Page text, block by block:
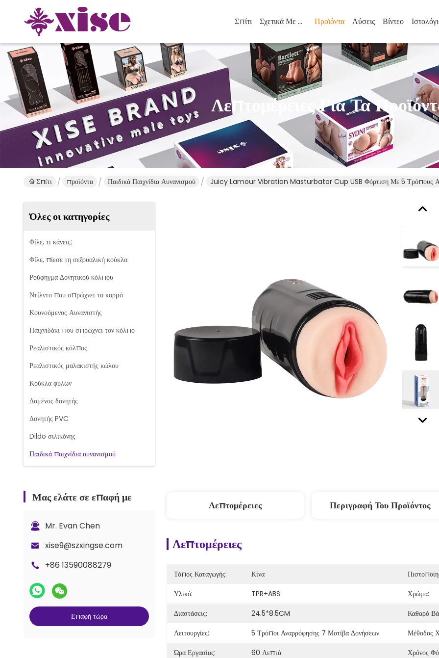
Σπίτι Σχετικά Με Εμάς Προϊόντα Λύσεις Βίντεο
Λεπτομέρειες Για Τα
Σπίτι προϊόντα Παιδικά Παιχνίδια Αυνανισμού Juicy Lamour Vibration Masturbator Cup USB Φόρτιση Με 5 Τρόπους
Όλες οι κατηγορίες
Φίλε, τι κάνεις;
Φίλε, πίεσε τη σεξουαλική κούκλα
Ρούφηγμα Δονητικού κόλπου
Ντίλντο που σπρώχνει το κορμό
Κουνούμενος Αυνανιστής
Παιχνιδάκι που σπρώχνει τον κόλπο
Ρεαλιστικός κόλπος
Ρεαλιστικός μαλακιστής κώλου
Κούκλα φύλων
Δομένος δονητής
Δονητής PVC
Dildo σιλικόνης
Παιδικά παιχνίδια αυνανισμού
Μας ελάτε σε επαφή με
Mr. Evan Chen
xise9@szxingse.com
+86 13590088279
Επαφή τώρα
Λεπτομέρειες Περιγραφή Του Προϊόντος
Λεπτομέρειες
Τόπος Καταγωγής: Κίνα
Υλικό:
TPR+ABS Χρώμα:
Διαστάσεις:
24.5*8.5CM Καθαρό
Λειτουργίες:
5 Τρόποι Αναρρόφησης 7 Μοτίβα Δονήσεων Μέθοδος
Ώρα Εργασίας:
60 Λεπτά Χρόνος